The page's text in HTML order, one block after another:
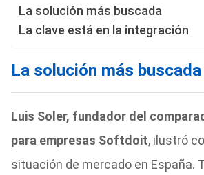
La solución más buscada
La clave está en la integración
La solución más buscada
Luis Soler, fundador del
para empresas Softdoit, ilustró
situación de mercado en España.